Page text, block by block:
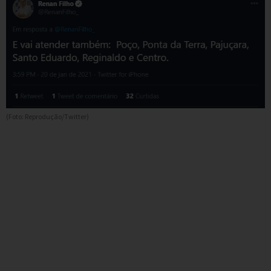
(Foto: Reprodução/Twitter)